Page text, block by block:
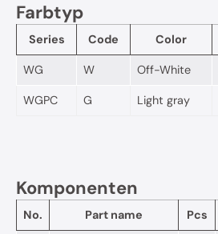
Farbtyp
Series Code Color
WG W Off-White
WGPC G Light gray
Komponenten
No. Part name Pcs